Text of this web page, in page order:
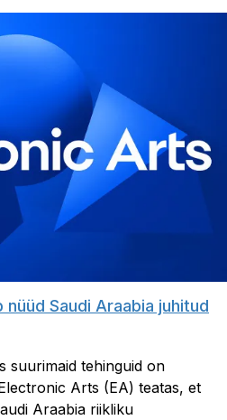
Saudi Araabia juhitud
suurimaid tehinguid on
Arts (EA) teatas, et
Araabia riikliku